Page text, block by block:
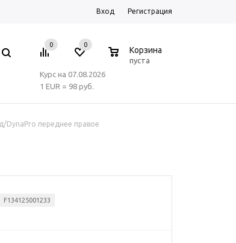
Вход Регистрация
0 0
Корзина
пуста
Курс на 07.08.2026
1 EUR = 98 руб.
DynaPro переднее правое
F134125001233